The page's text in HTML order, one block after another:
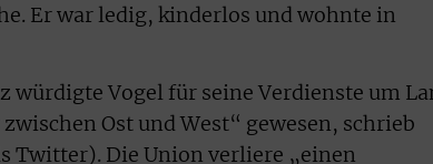
Er war ledig, kinderlos und wohnte in
würdigte Vogel für seine Verdienste um
Ost und West“ gewesen, schrieb
Twitter). Die Union verliere „einen